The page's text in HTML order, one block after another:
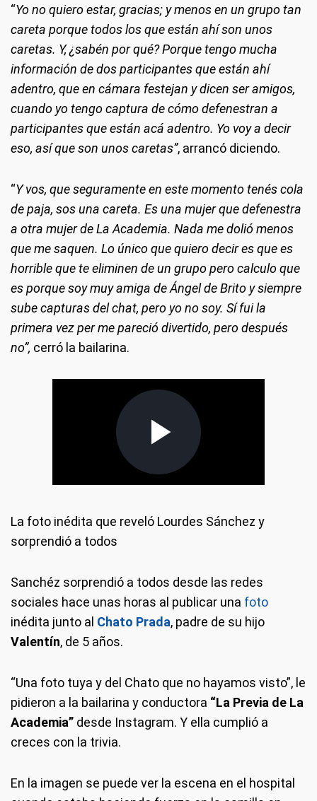
“Yo no quiero estar, gracias; y menos en un grupo tan
careta porque todos los que están ahí son unos
caretas. Y, ¿sabén por qué? Porque tengo mucha
información de dos participantes que están ahí
adentro, que en cámara festejan y dicen ser amigos,
cuando yo tengo captura de cómo defenestran a
participantes que están acá adentro. Yo voy a decir
eso, así que son unos caretas”, arrancó diciendo.
“Y vos, que seguramente en este momento tenés cola
de paja, sos una careta. Es una mujer que defenestra
a otra mujer de La Academia. Nada me dolió menos
que me saquen. Lo único que quiero decir es que es
horrible que te eliminen de un grupo pero calculo que
es porque soy muy amiga de Ángel de Brito y siempre
sube capturas del chat, pero yo no soy. Sí fui la
primera vez per me pareció divertido, pero después
no”, cerró la bailarina.
La foto inédita que reveló Lourdes Sánchez y
sorprendió a todos
Sanchéz sorprendió a todos desde las redes
sociales hace unas horas al publicar una foto
inédita junto al Chato Prada, padre de su hijo
Valentín, de 5 años.
“Una foto tuya y del Chato que no hayamos visto”, le
pidieron a la bailarina y conductora “La Previa de La
Academia” desde Instagram. Y ella cumplió a
creces con la trivia.
En la imagen se puede ver la escena en el hospital